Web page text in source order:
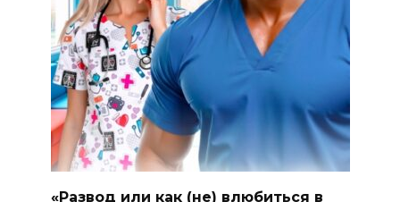
«Развод или как (не) влюбиться в